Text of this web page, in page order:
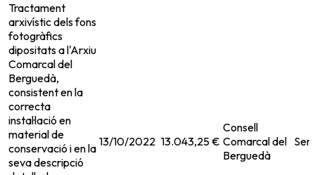
Tractament
arxivístic dels fons
fotogràfics
dipositats a l'Arxiu
Comarcal del
Berguedà,
consistent en la
correcta
instal·lació en
material de
conservació i en la
seva descripció
13/10/2022 13.043,25 €
Consell
Comarcal del
Berguedà